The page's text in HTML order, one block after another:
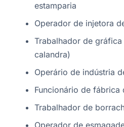
estamparia
Operador de injetora
Trabalhador de
calandra)
Operário de indústria
Funcionário de fábrica
Trabalhador de